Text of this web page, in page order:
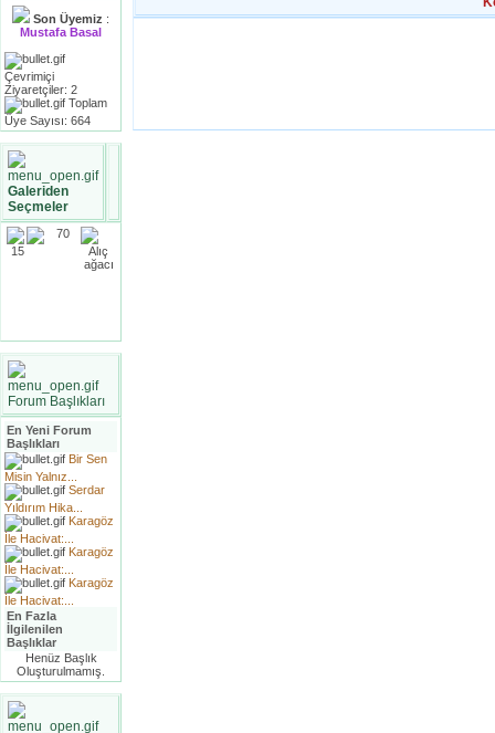
Son Üyemiz :
Mustafa Basal
Çevrimiçi
Ziyaretçiler: 2
Toplam
Üye Sayısı: 664
Galeriden
Seçmeler
Forum Başlıkları
En Yeni Forum
Başlıkları
Bir Sen
Misin Yalnız...
Serdar
Yıldırım Hika...
Karagöz
İle Hacivat:...
Karagöz
İle Hacivat:...
Karagöz
İle Hacivat:...
En Fazla
İlgilenilen
Başlıklar
Henüz Başlık
Oluşturulmamış.